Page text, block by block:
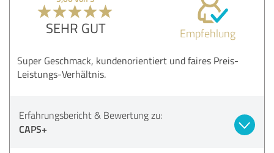
SEHR GUT Empfehlung
Super Geschmack, kundenorientiert und faires Preis-
Leistungs-Verhältnis.
Erfahrungsbericht & Bewertung zu:
CAPS+